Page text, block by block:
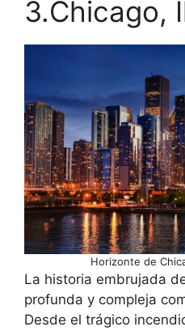
3.Chicago,
Horizonte de
La historia embrujada
profunda y compleja
Desde el trágico